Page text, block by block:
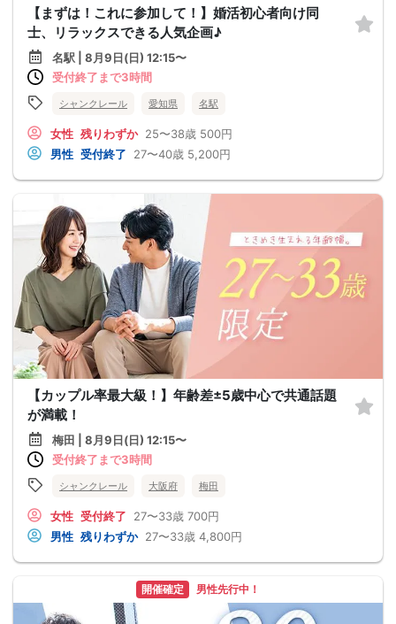
【まずは！これに参加して！】婚活初心者向け同
士、リラックスできる人気企画♪
名駅 | 8月9日(日) 12:15〜
受付終了まで3時間
シャンクレール 愛知県 名駅
女性 残りわずか 25〜38歳 500円
男性 受付終了 27〜40歳 5,200円
【カップル率最大級！】年齢差±5歳中心で共通話題
が満載！
梅田 | 8月9日(日) 12:15〜
受付終了まで3時間
シャンクレール 大阪府 梅田
女性 受付終了 27〜33歳 700円
男性 残りわずか 27〜33歳 4,800円
開催確定 男性先行中！